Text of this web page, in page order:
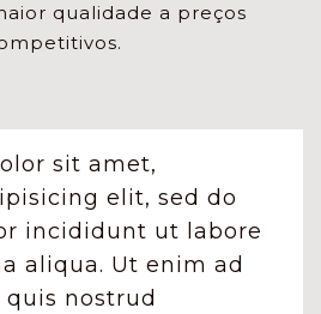
qualidade a preços
sit amet,
elit, sed do
incididunt ut labore
aliqua. Ut enim ad
nostrud